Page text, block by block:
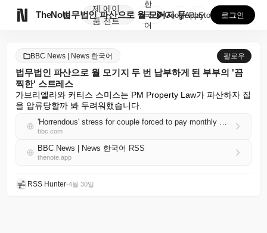
TheNote
제
품
에이
전트
법무법인 파산으로 월 모기지 두 번 납부하게 된 부부의...
한
국
어
GooglePlay
AppStore 로그인
BBC News | News 한국어 팔로우
법무법인 파산으로 월 모기지 두 번 납부하게 된 부부의 '끔
찍한' 스트레스
가브리엘라와 커티스 스미스는 PM Property Law가 파산하자 집
을 압류당할까 봐 두려워했습니다.
'Horrendous' stress for couple forced to pay monthly mortgage twice after law firm collapse
bbc.com
BBC News | News 한국어 RSS
thenote.app
RSS Hunter•4월 30일